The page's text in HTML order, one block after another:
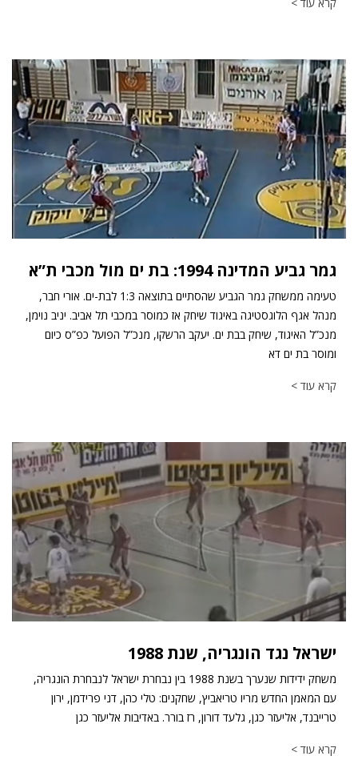
גמר גביע המדינה 1994: בת ים מול מכבי ת”א
טעימה ממשחק גמר הגביע שהסתיים בתוצאה 1:3 לבת-ים. אורי חבר,
מנהל אגף הלוגסטיגה באיגוד שיחק אז כמוסר במכבי תל אביב. יניב נוימן,
מנכ”ל האיגוד, שיחק בבת ים. יעקב הרשקו, מנכ”ל הפועל כפ”ס כיום
ומוסר בת ים דא
קרא עוד >
ישראל נגד הונגריה, שנת 1988
משחק ידידות שנערך בשנת 1988 בין נבחרת ישראל לנבחרת הונגריה,
עם המאמן החדש מריו טריאביץ, שחקנים: טלי כהן, דני פרידמן, ירון
טרייבנד, אליעזר כגן, גלעד דורון, רז בורר. באדיבות אליעזר כגן
קרא עוד >